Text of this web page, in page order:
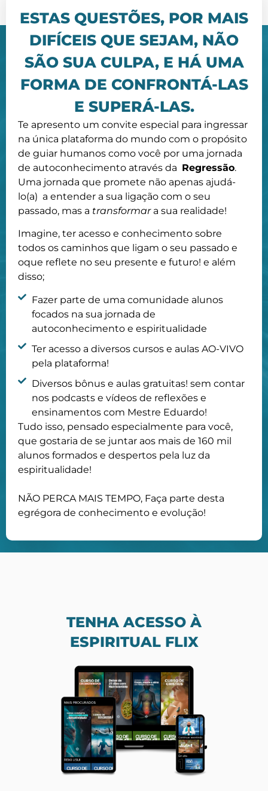
ESTAS QUESTÕES, POR MAIS
DIFÍCEIS QUE SEJAM, NÃO
SÃO SUA CULPA, E HÁ UMA
FORMA DE CONFRONTÁ-LAS
E SUPERÁ-LAS.
Te apresento um convite especial para ingressar
na única plataforma do mundo com o propósito
de guiar humanos como você por uma jornada
de autoconhecimento através da Regressão.
Uma jornada que promete não apenas ajudá-
lo(a) a entender a sua ligação com o seu
passado, mas a transformara sua realidade!
Imagine, ter acesso e conhecimento sobre
todos os caminhos que ligam o seu passado e
oque reflete no seu presente e futuro! e além
disso;
Fazer parte de uma comunidade alunos
focados na sua jornada de
autoconhecimento e espiritualidade
Ter acesso a diversos cursos e aulas AO-VIVO
pela plataforma!
Diversos bônus e aulas gratuitas! sem contar
nos podcasts e vídeos de reflexões e
ensinamentos com Mestre Eduardo!
Tudo isso, pensado especialmente para você,
que gostaria de se juntar aos mais de 160 mil
alunos formados e despertos pela luz da
espiritualidade!
NÃO PERCA MAIS TEMPO, Faça parte desta
egrégora de conhecimento e evolução!
TENHA ACESSO À
ESPIRITUAL FLIX